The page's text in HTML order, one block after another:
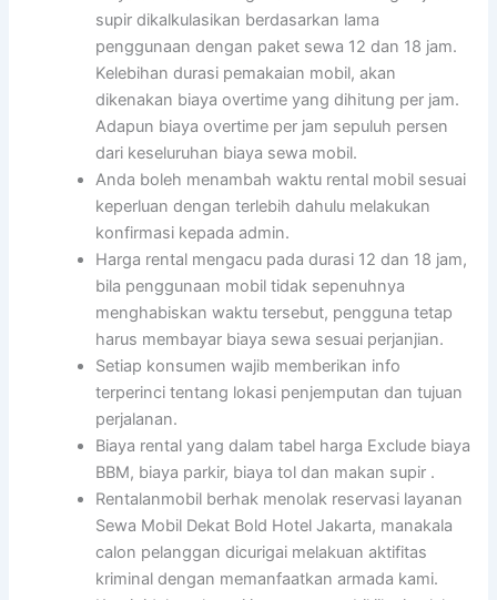
supir dikalkulasikan berdasarkan lama
penggunaan dengan paket sewa 12 dan 18 jam.
Kelebihan durasi pemakaian mobil, akan
dikenakan biaya overtime yang dihitung per jam.
Adapun biaya overtime per jam sepuluh persen
dari keseluruhan biaya sewa mobil.
Anda boleh menambah waktu rental mobil sesuai
keperluan dengan terlebih dahulu melakukan
konfirmasi kepada admin.
Harga rental mengacu pada durasi 12 dan 18 jam,
bila penggunaan mobil tidak sepenuhnya
menghabiskan waktu tersebut, pengguna tetap
harus membayar biaya sewa sesuai perjanjian.
Setiap konsumen wajib memberikan info
terperinci tentang lokasi penjemputan dan tujuan
perjalanan.
Biaya rental yang dalam tabel harga Exclude biaya
BBM, biaya parkir, biaya tol dan makan supir .
Rentalanmobil berhak menolak reservasi layanan
Sewa Mobil Dekat Bold Hotel Jakarta, manakala
calon pelanggan dicurigai melakuan aktifitas
kriminal dengan memanfaatkan armada kami.